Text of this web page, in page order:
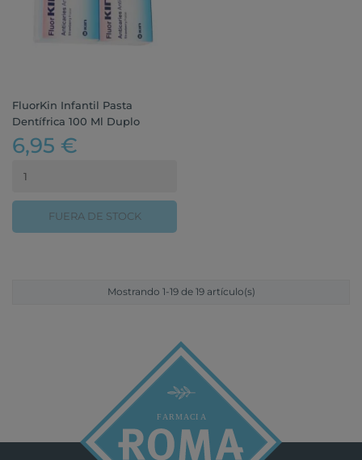
FluorKin Infantil Pasta
Dentífrica 100 Ml Duplo
6,95 €
FUERA DE STOCK
Mostrando 1-19 de 19 artículo(s)